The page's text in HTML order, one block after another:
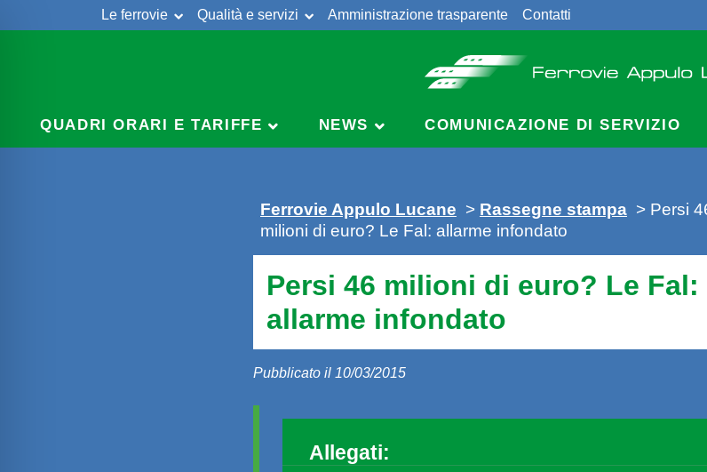
Le ferrovie Qualità e servizi Amministrazione trasparente Contatti
QUADRI ORARI E TARIFFE NEWS COMUNICAZIONE DI SERVIZIO
Ferrovie Appulo Lucane > Rassegne stampa > Persi
milioni di euro? Le Fal: allarme infondato
Persi 46 milioni di euro? Le Fal:
allarme infondato
Pubblicato il 10/03/2015
Allegati: